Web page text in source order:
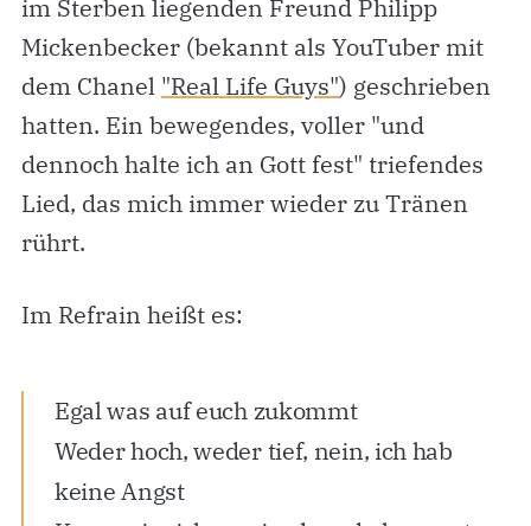
im Sterben liegenden Freund Philipp
Mickenbecker (bekannt als YouTuber mit
dem Chanel "Real Life Guys") geschrieben
hatten. Ein bewegendes, voller "und
dennoch halte ich an Gott fest" triefendes
Lied, das mich immer wieder zu Tränen
rührt.
Im Refrain heißt es:
Egal was auf euch zukommt
Weder hoch, wеder tief, nein, ich hab
kеine Angst